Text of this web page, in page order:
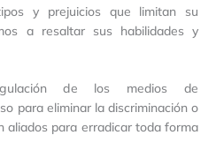
y prejuicios que limitan su
a resaltar sus habilidades y
de los medios de
para eliminar la discriminación o
aliados para erradicar toda forma